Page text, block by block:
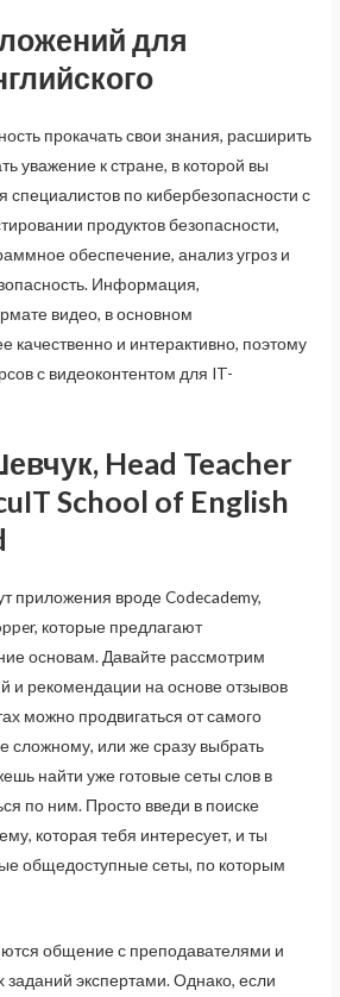
для
прокачать свои знания, расширить
уважение к стране, в которой вы
специалистов по кибербезопасности с
продуктов безопасности,
обеспечение, анализ угроз и
Информация,
видео, в основном
качественно и интерактивно, поэтому
с видеоконтентом для IT-
Head Teacher
School of English
приложения вроде Codecademy,
которые предлагают
основам. Давайте рассмотрим
и рекомендации на основе отзывов
можно продвигаться от самого
сложному, или же сразу выбрать
найти уже готовые сеты слов в
по ним. Просто введи в поиске
которая тебя интересует, и ты
общедоступные сеты, по которым
общение с преподавателями и
экспертами. Однако, если